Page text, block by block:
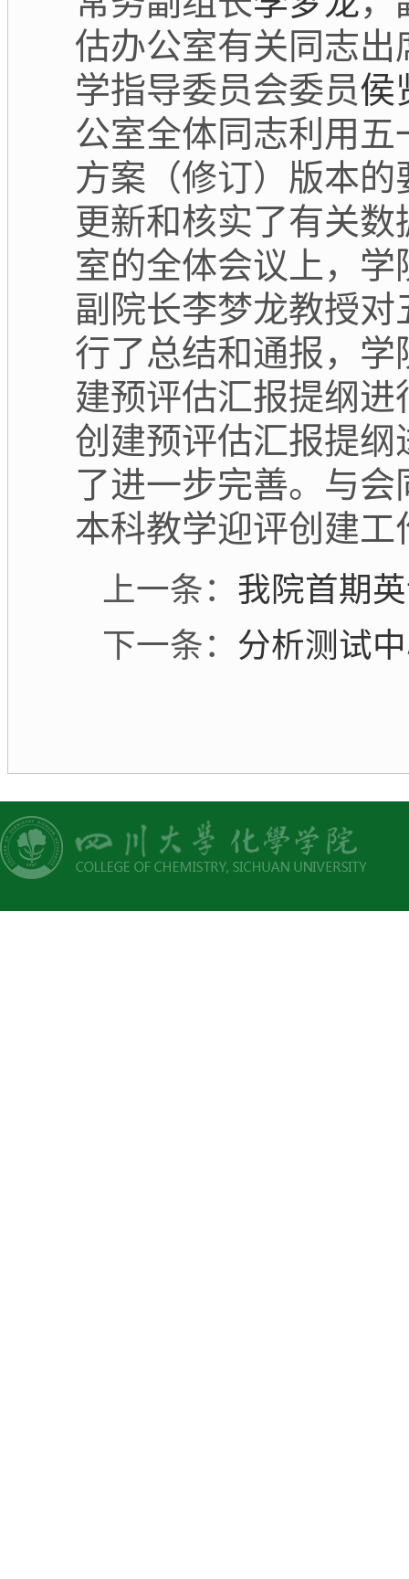
估办公室有关同志
学指导委员会委员侯
公室全体同志利用
方案（修订）版本
更新和核实了有关
室的全体会议上，
副院长李梦龙教授
行了总结和通报，
建预评估汇报提纲
创建预评估汇报提
了进一步完善。与
本科教学迎评创建
上一条： 我院首期
下一条： 分析测试